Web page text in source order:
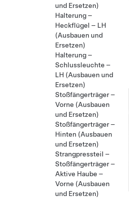
und Ersetzen)
Halterung –
Heckflügel – LH
(Ausbauen und
Ersetzen)
Halterung –
Schlussleuchte –
LH (Ausbauen und
Ersetzen)
Stoßfängerträger –
Vorne (Ausbauen
und Ersetzen)
Stoßfängerträger –
Hinten (Ausbauen
und Ersetzen)
Strangpressteil –
Stoßfängerträger –
Aktive Haube –
Vorne (Ausbauen
und Ersetzen)